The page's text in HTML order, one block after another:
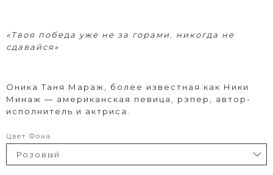
«Твоя победа уже не за горами. никогда не
сдавайся»
Оника Таня Мараж, более известная как Ники
Минаж — американская певица, рэпер, автор-
исполнитель и актриса.
Цвет Фона